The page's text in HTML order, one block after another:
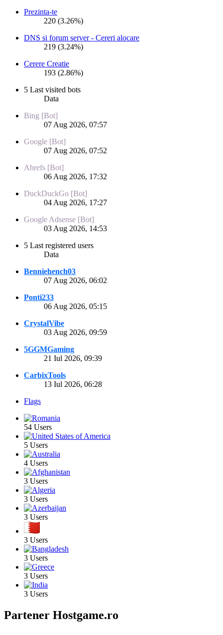
Prezinta-te
220 (3.26%)
DNS si forum server - Cereri alocare
219 (3.24%)
Cerere Creatie
193 (2.86%)
5 Last visited bots
Data
Bing [Bot]
07 Aug 2026, 07:57
Google [Bot]
07 Aug 2026, 07:52
Ahrefs [Bot]
06 Aug 2026, 17:32
DuckDuckGo [Bot]
04 Aug 2026, 17:27
Google Adsense [Bot]
03 Aug 2026, 14:53
5 Last registered users
Data
Benniehench03
07 Aug 2026, 06:02
Ponti233
06 Aug 2026, 05:15
CrystalVibe
03 Aug 2026, 09:59
5GGMGaming
21 Iul 2026, 09:39
CarbixTools
13 Iul 2026, 06:28
Flags
54 Users
5 Users
4 Users
3 Users
3 Users
3 Users
3 Users
3 Users
3 Users
3 Users
Partener Hostgame.ro